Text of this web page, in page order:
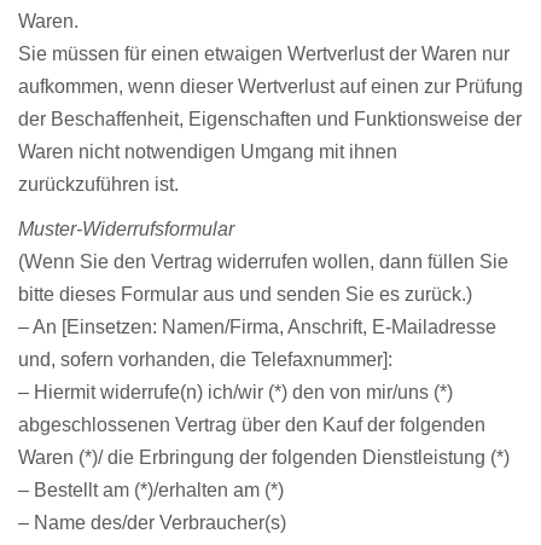
Waren.
Sie müssen für einen etwaigen Wertverlust der Waren nur
aufkommen, wenn dieser Wertverlust auf einen zur Prüfung
der Beschaffenheit, Eigenschaften und Funktionsweise der
Waren nicht notwendigen Umgang mit ihnen
zurückzuführen ist.
Muster-Widerrufsformular
(Wenn Sie den Vertrag widerrufen wollen, dann füllen Sie
bitte dieses Formular aus und senden Sie es zurück.)
– An [Einsetzen: Namen/Firma, Anschrift, E-Mailadresse
und, sofern vorhanden, die Telefaxnummer]:
– Hiermit widerrufe(n) ich/wir (*) den von mir/uns (*)
abgeschlossenen Vertrag über den Kauf der folgenden
Waren (*)/ die Erbringung der folgenden Dienstleistung (*)
– Bestellt am (*)/erhalten am (*)
– Name des/der Verbraucher(s)